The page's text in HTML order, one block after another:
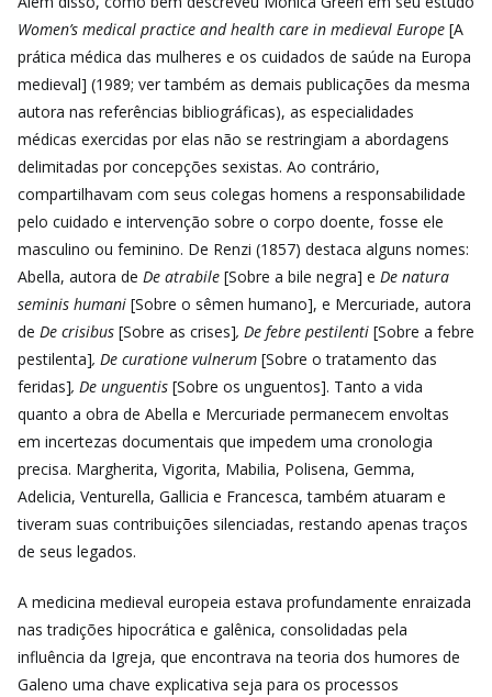
Women’s medical practice and health care in medieval Europe [A
prática médica das mulheres e os cuidados de saúde na Europa
medieval] (1989; ver também as demais publicações da mesma
autora nas referências bibliográficas), as especialidades
médicas exercidas por elas não se restringiam a abordagens
delimitadas por concepções sexistas. Ao contrário,
compartilhavam com seus colegas homens a responsabilidade
pelo cuidado e intervenção sobre o corpo doente, fosse ele
masculino ou feminino. De Renzi (1857) destaca alguns nomes:
Abella, autora de De atrabile [Sobre a bile negra] e De natura
seminis humani [Sobre o sêmen humano], e Mercuriade, autora
de De crisibus [Sobre as crises], De febre pestilenti [Sobre a febre
pestilenta], De curatione vulnerum [Sobre o tratamento das
feridas], De unguentis [Sobre os unguentos]. Tanto a vida
quanto a obra de Abella e Mercuriade permanecem envoltas
em incertezas documentais que impedem uma cronologia
precisa. Margherita, Vigorita, Mabilia, Polisena, Gemma,
Adelicia, Venturella, Gallicia e Francesca, também atuaram e
tiveram suas contribuições silenciadas, restando apenas traços
de seus legados.
A medicina medieval europeia estava profundamente enraizada
nas tradições hipocrática e galênica, consolidadas pela
influência da Igreja, que encontrava na teoria dos humores de
Galeno uma chave explicativa seja para os processos